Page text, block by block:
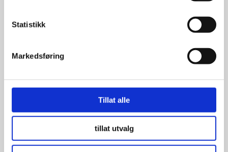
Statistikk
Markedsføring
Tillat alle
tillat utvalg
Felgband 20×5″
kr599.00